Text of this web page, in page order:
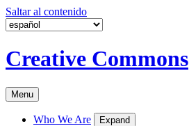
Saltar al contenido
Creative Commons
Menu
Who We Are Expand